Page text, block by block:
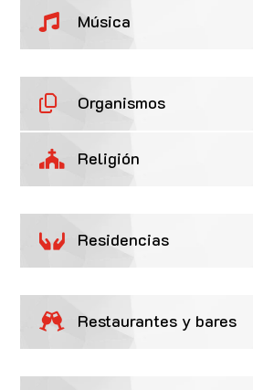
 Música
 Organismos
 Religión
 Residencias
 Restaurantes y bares